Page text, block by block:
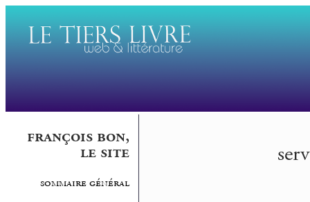
françois bon,
le site
sommaire général